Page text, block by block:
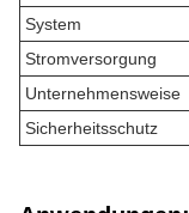
System
Stromversorgung
Unternehmensweise
Sicherheitsschutz